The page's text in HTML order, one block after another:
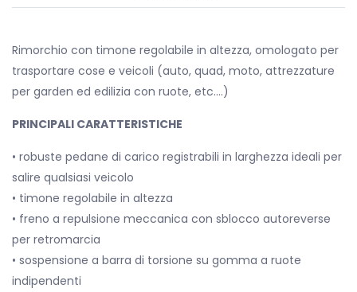
Rimorchio con timone regolabile in altezza, omologato per
trasportare cose e veicoli (auto, quad, moto, attrezzature
per garden ed edilizia con ruote, etc….)
PRINCIPALI CARATTERISTICHE
• robuste pedane di carico registrabili in larghezza ideali per
salire qualsiasi veicolo
• timone regolabile in altezza
• freno a repulsione meccanica con sblocco autoreverse
per retromarcia
• sospensione a barra di torsione su gomma a ruote
indipendenti